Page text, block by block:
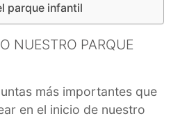
parque infantil
NUESTRO PARQUE
más importantes que
en el inicio de nuestro